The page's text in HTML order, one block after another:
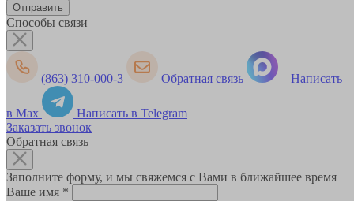
Способы связи
(863) 310-000-3 Обратная связь Написать
в Max
Написать в Telegram
Заказать звонок
Обратная связь
Заполните форму, и мы свяжемся с Вами в ближайшее время
Ваше имя *